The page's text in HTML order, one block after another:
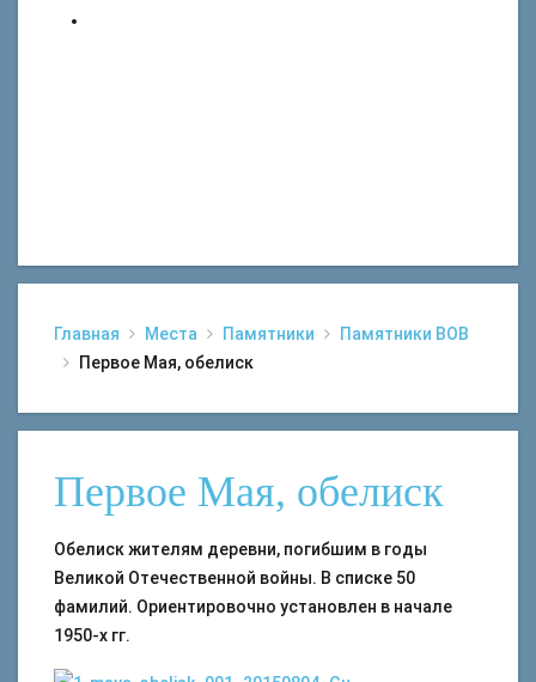
Главная Места Памятники
Памятники ВОВ
Первое Мая, обелиск
Первое Мая, обелиск
Обелиск жителям деревни, погибшим в годы
Великой Отечественной войны. В списке 50
фамилий. Ориентировочно установлен в начале
1950-х гг.